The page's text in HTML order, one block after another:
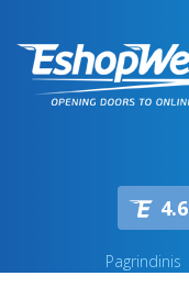
4.6
Pagrindinis